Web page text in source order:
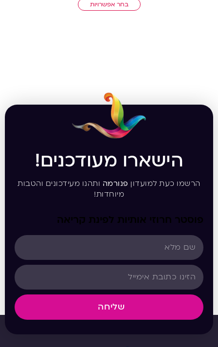
בחר אפשרויות
הישארו מעודכנים!
הרשמו כעת למועדון פנורמה ותהנו מעידכונים והטבות
מיוחדות!
פוסטר חרוזי אותיות לפינת קריאה
שליחה